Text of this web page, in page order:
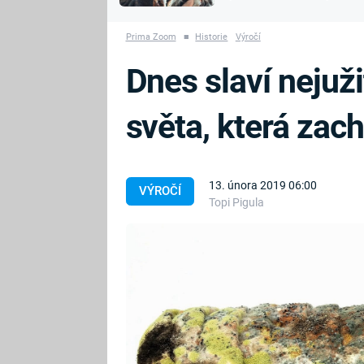
PRVNÍ SVĚTOVÁ
NAPOLEON
BRITSKÁ
KRÁLOVSKÁ
RODINA
Prima Zoom ■ Historie Výročí
VÝROČÍ
13. února 2019 06:00
Topi Pigula
Dnes slaví
světa, která